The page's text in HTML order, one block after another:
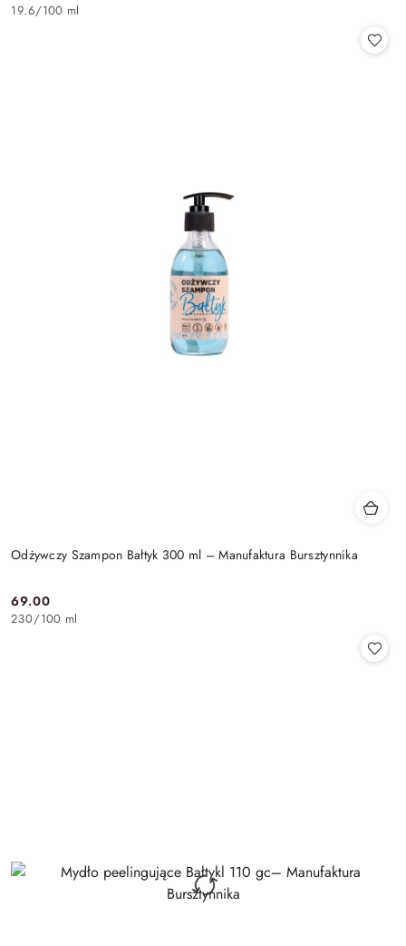
19.6/100 ml
Odżywczy Szampon Bałtyk 300 ml – Manufaktura Bursztynnika
Cena:
69.00
230/100 ml